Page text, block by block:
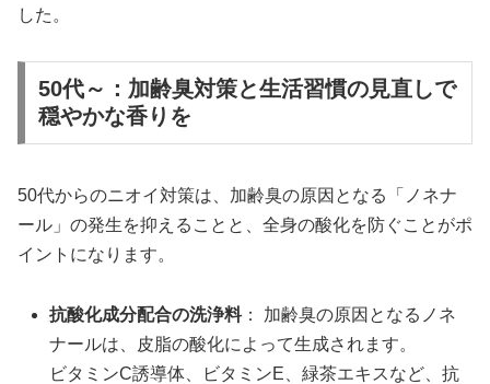
した。
50代～：加齢臭対策と生活習慣の見直しで
穏やかな香りを
50代からのニオイ対策は、加齢臭の原因となる「ノネナ
ール」の発生を抑えることと、全身の酸化を防ぐことがポ
イントになります。
抗酸化成分配合の洗浄料： 加齢臭の原因となるノネ
ナールは、皮脂の酸化によって生成されます。
ビタミンC誘導体、ビタミンE、緑茶エキスなど、抗